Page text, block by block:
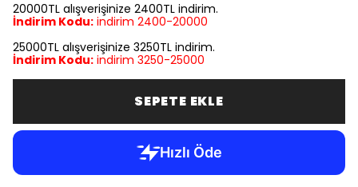
20000TL alışverişinize 2400TL indirim.
İndirim Kodu: indirim 2400-20000
25000TL alışverişinize 3250TL indirim.
İndirim Kodu: indirim 3250-25000
SEPETE EKLE